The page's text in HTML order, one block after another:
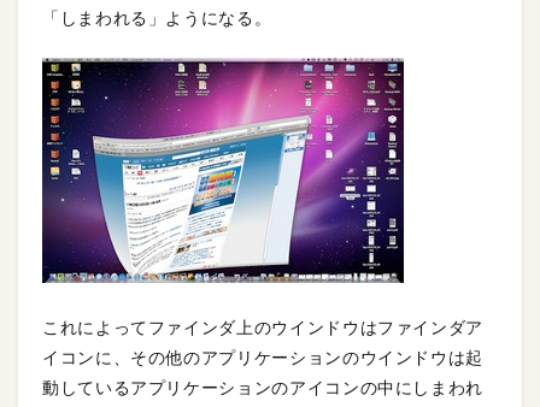
「しまわれる」ようになる。
これによってファインダ上のウインドウはファインダア
イコンに、その他のアプリケーションのウインドウは起
動しているアプリケーションのアイコンの中にしまわれ